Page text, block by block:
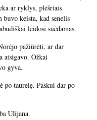
ar ryklys, plėšriais
keista, kad senelis
leidosi suėdamas.
pažiūrėti, ar dar
atsigavo. Ožkai
gyva.
po taurelę. Paskui dar po
Ulijana.